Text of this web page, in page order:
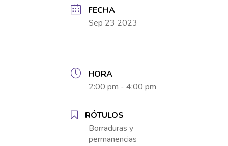
FECHA
Sep 23 2023
HORA
2:00 pm - 4:00 pm
RÓTULOS
Borraduras y
permanencias